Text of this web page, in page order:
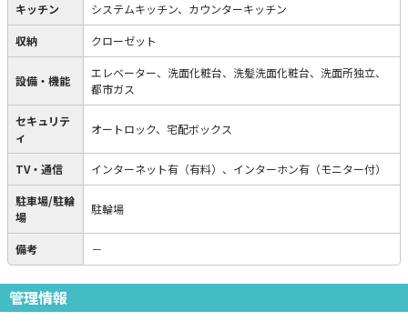
キッチン システムキッチン、カウンターキッチン
収納 クローゼット
設備・機能
エレベーター、洗面化粧台、洗髪洗面化粧台、洗面所独立、
都市ガス
セキュリテ
ィ
オートロック、宅配ボックス
TV・通信 インターネット有（有料）、インターホン有（モニター付）
駐車場/駐輪
場
駐輪場
備考 －
管理情報